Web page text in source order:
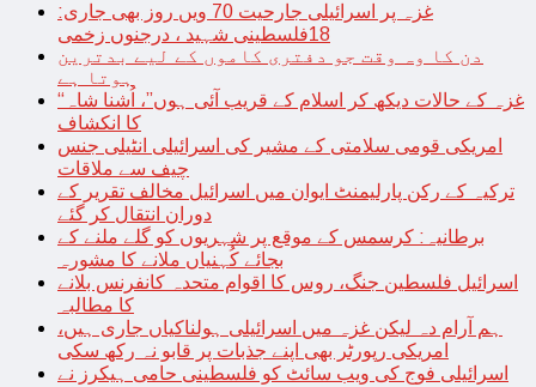
غزہ پر اسرائیلی جارحیت 70 ویں روز بھی جاری:
18فلسطینی شہید ، درجنوں زخمی
دن کا وہ وقت جو دفتری کاموں کے لیے بدترین
ہوتا ہے
“غزہ کے حالات دیکھ کر اسلام کے قریب آئی ہوں”، اُشنا شاہ
کا انکشاف
امریکی قومی سلامتی کے مشیر کی اسرائیلی انٹیلی جنس
چیف سے ملاقات
ترکیہ کے رکن پارلیمنٹ ایوان میں اسرائیل مخالف تقریر کے
دوران انتقال کر گئے
برطانیہ: کرسمس کے موقع پر شہریوں کو گلے ملنے کے
بجائے کُہنیاں ملانے کا مشورہ
اسرائیل فلسطین جنگ، روس کا اقوام متحدہ کانفرنس بلانے
کا مطالبہ
ہم آرام دہ لیکن غزہ میں اسرائیلی ہولناکیاں جاری ہیں،
امریکی رپورٹر بھی اپنے جذبات پر قابو نہ رکھ سکی
اسرائیلی فوج کی ویب سائٹ کو فلسطینی حامی ہیکرز نے